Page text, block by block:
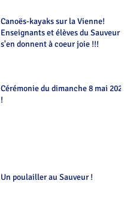
Canoës-kayaks sur la Vienne!
Enseignants et élèves du Sauveur
s'en donnent à coeur joie !!!
Cérémonie du dimanche 8 mai 2022
!
Un poulailler au Sauveur !